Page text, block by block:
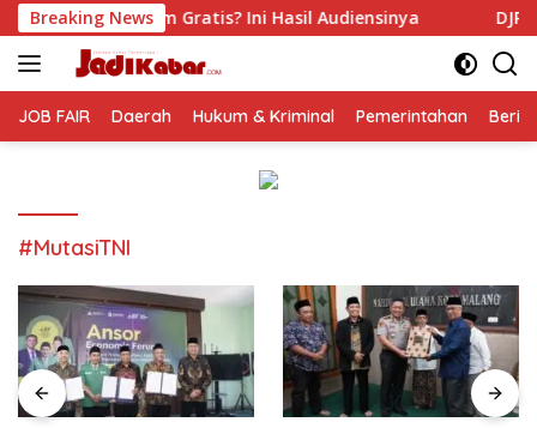
Langsung
ke
konten
Breaking News
Ini Hasil Audiensinya DJP Jawa Timur
JOB FAIR Daerah Hukum & Kriminal Pemerintahan
#MutasiTNI